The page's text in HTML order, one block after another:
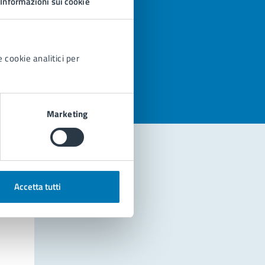
cookie analitici per
Marketing
Accetta tutti